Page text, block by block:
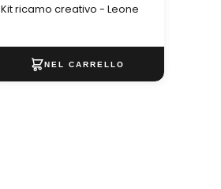
Kit ricamo creativo - Leone